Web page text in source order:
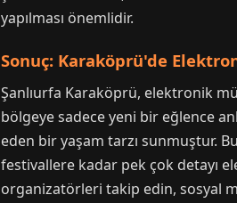
yapılması önemlidir.
Sonuç: Karaköprü'de
Şanlıurfa Karaköprü, elektronik
bölgeye sadece yeni bir eğlence
eden bir yaşam tarzı sunmuştur.
festivallere kadar pek çok detayı
organizatörleri takip edin, sosyal